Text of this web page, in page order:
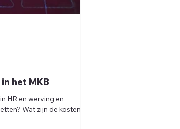
het MKB
HR en werving en
Wat zijn de kosten en